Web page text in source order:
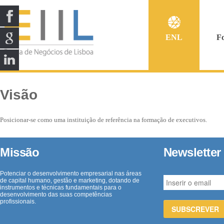
ENL
Visão
Posicionar-se como uma instituição de referência na formação de executivos.
Missão
Potenciar o desenvolvimento empresarial nas áreas
de capital humano, gestão e marketing, dotando de
instrumentos e técnicas fundamentais para o
desenvolvimento das suas competências
profissionais.
Newsletter